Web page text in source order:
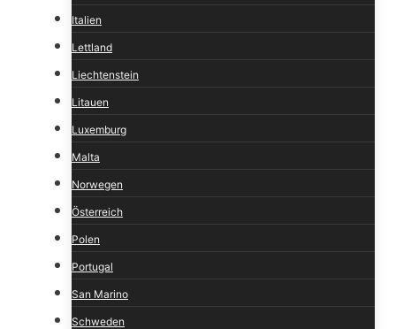
Italien
Lettland
Liechtenstein
Litauen
Luxemburg
Malta
Norwegen
Österreich
Polen
Portugal
San Marino
Schweden